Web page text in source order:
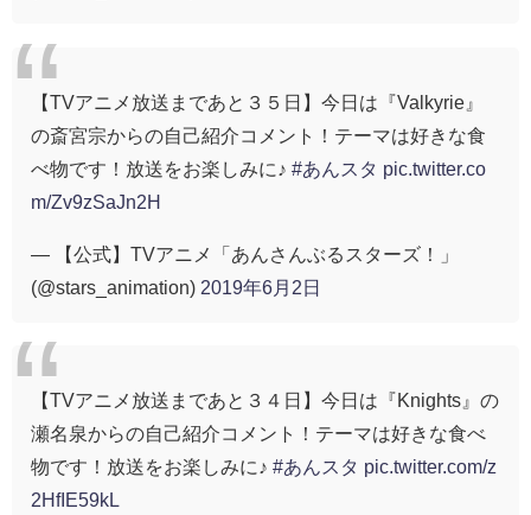
【TVアニメ放送まであと３５日】今日は『Valkyrie』
の斎宮宗からの自己紹介コメント！テーマは好きな食
べ物です！放送をお楽しみに♪ #あんスタ pic.twitter.co
m/Zv9zSaJn2H
— 【公式】TVアニメ「あんさんぶるスターズ！」
(@stars_animation) 2019年6月2日
【TVアニメ放送まであと３４日】今日は『Knights』の
瀬名泉からの自己紹介コメント！テーマは好きな食べ
物です！放送をお楽しみに♪ #あんスタ pic.twitter.com/z
2HfIE59kL